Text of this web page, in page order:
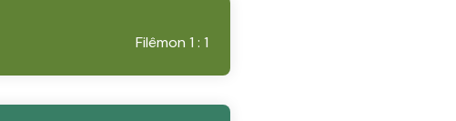
Filêmon 1 : 1